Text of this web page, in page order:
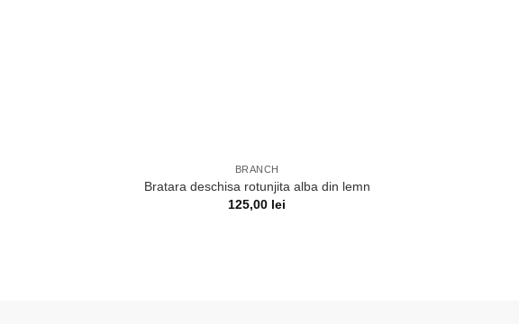
BRANCH
Bratara deschisa rotunjita alba din lemn
125,00 lei